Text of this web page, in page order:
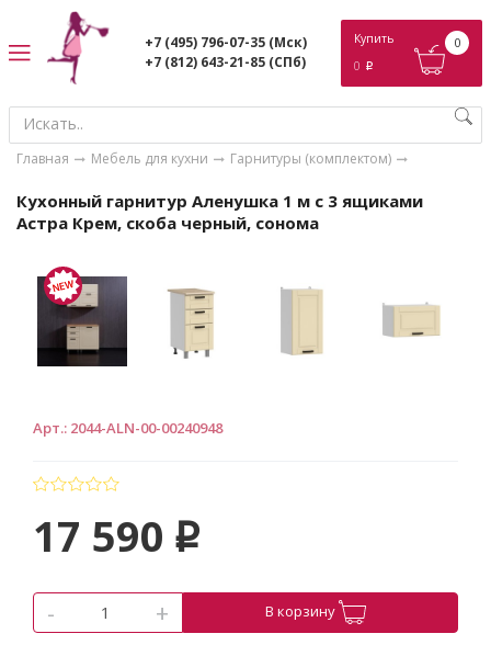
+7 (495) 796-07-35 (Мск)
+7 (812) 643-21-85 (СПб)
Купить
0 p
0
Главная Мебель для кухни Гарнитуры (комплектом)
Кухонный гарнитур Аленушка 1 м с 3 ящиками
Астра Крем, скоба черный, сонома
Арт.: 2044-ALN-00-00240948
17 590 p
- + В корзину